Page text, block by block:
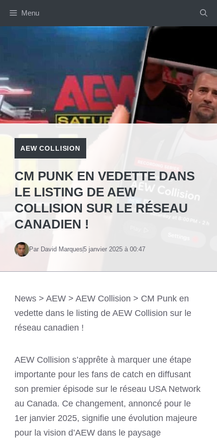
Menu
AEW COLLISION
CM PUNK EN VEDETTE DANS
LE LISTING DE AEW
COLLISION SUR LE RÉSEAU
CANADIEN !
Par David Marques5 janvier 2025 à 00:47
News > AEW > AEW Collision > CM Punk en
vedette dans le listing de AEW Collision sur le
réseau canadien !
AEW Collision s’apprête à marquer une étape
importante pour les fans de catch en diffusant
son premier épisode sur le réseau USA Network
au Canada. Ce changement, annoncé pour le
1er janvier 2025, signifie une évolution majeure
pour la vision d’AEW dans le paysage